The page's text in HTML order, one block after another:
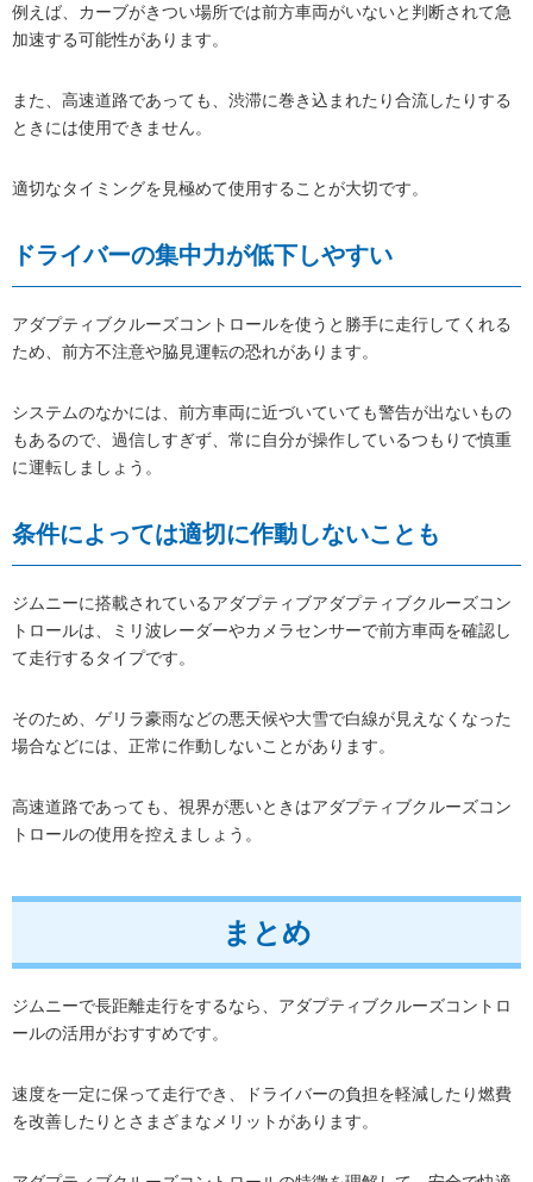
例えば、カーブがきつい場所では前方車両がいないと判断されて急
加速する可能性があります。
また、高速道路であっても、渋滞に巻き込まれたり合流したりする
ときには使用できません。
適切なタイミングを見極めて使用することが大切です。
ドライバーの集中力が低下しやすい
アダプティブクルーズコントロールを使うと勝手に走行してくれる
ため、前方不注意や脇見運転の恐れがあります。
システムのなかには、前方車両に近づいていても警告が出ないもの
もあるので、過信しすぎず、常に自分が操作しているつもりで慎重
に運転しましょう。
条件によっては適切に作動しないことも
ジムニーに搭載されているアダプティブアダプティブクルーズコン
トロールは、ミリ波レーダーやカメラセンサーで前方車両を確認し
て走行するタイプです。
そのため、ゲリラ豪雨などの悪天候や大雪で白線が見えなくなった
場合などには、正常に作動しないことがあります。
高速道路であっても、視界が悪いときはアダプティブクルーズコン
トロールの使用を控えましょう。
まとめ
ジムニーで長距離走行をするなら、アダプティブクルーズコントロ
ールの活用がおすすめです。
速度を一定に保って走行でき、ドライバーの負担を軽減したり燃費
を改善したりとさまざまなメリットがあります。